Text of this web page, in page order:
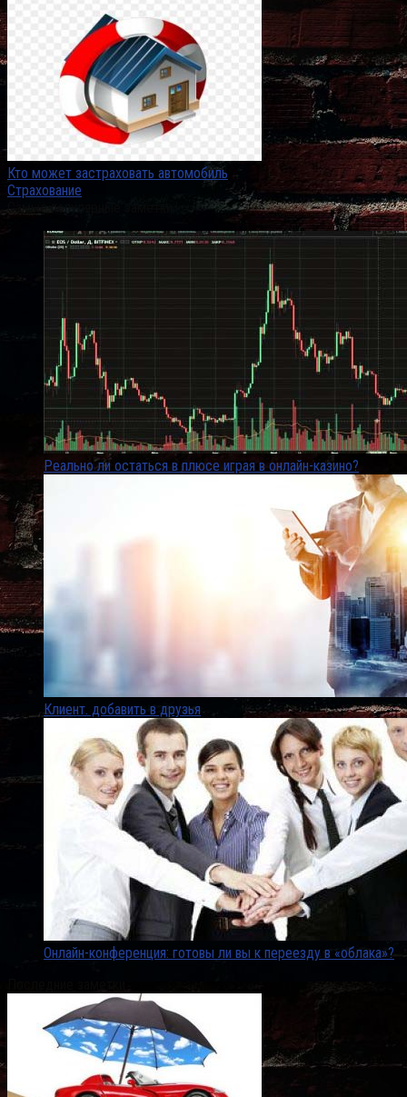
Кто может застраховать автомобиль
Страхование
Самые популярные заметки
Реально ли остаться в плюсе играя в онлайн-казино?
Клиент. добавить в друзья
Онлайн-конференция: готовы ли вы к переезду в «облака»?